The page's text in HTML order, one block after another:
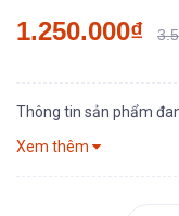
1.250.000₫
Thông tin sản phẩm
Xem thêm